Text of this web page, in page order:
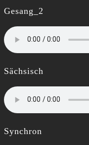
Gesang_2
Sächsisch
Synchron